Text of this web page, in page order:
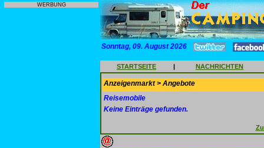
WERBUNG
Sonntag, 09. August 2026
STARTSEITE | NACHRICHTEN
Anzeigenmarkt > Angebote
Reisemobile
Keine Einträge gefunden.